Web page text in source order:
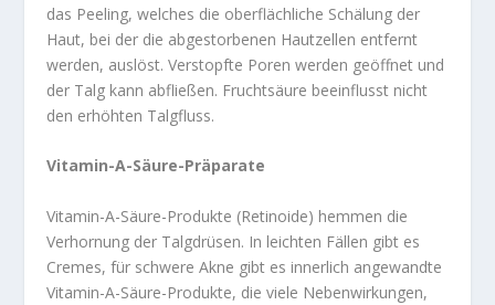
das Peeling, welches die oberflächliche Schälung der
Haut, bei der die abgestorbenen Hautzellen entfernt
werden, auslöst. Verstopfte Poren werden geöffnet und
der Talg kann abfließen. Fruchtsäure beeinflusst nicht
den erhöhten Talgfluss.
Vitamin-A-Säure-Präparate
Vitamin-A-Säure-Produkte (Retinoide) hemmen die
Verhornung der Talgdrüsen. In leichten Fällen gibt es
Cremes, für schwere Akne gibt es innerlich angewandte
Vitamin-A-Säure-Produkte, die viele Nebenwirkungen,